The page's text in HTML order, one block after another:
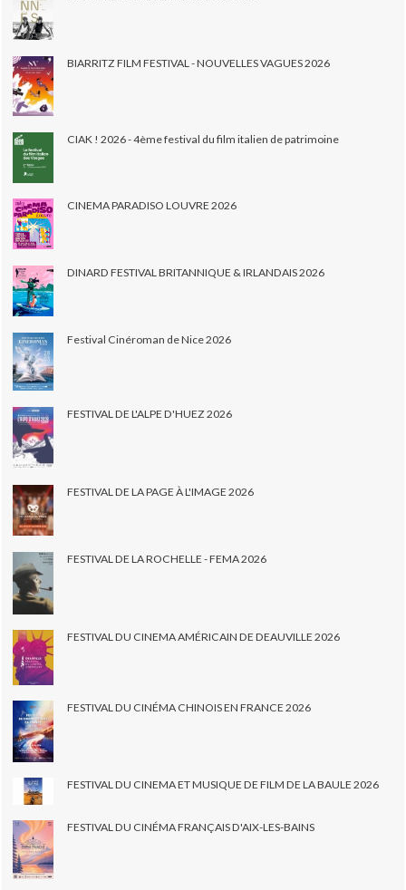
BIARRITZ FILM FESTIVAL - NOUVELLES VAGUES 2026
CIAK ! 2026 - 4ème festival du film italien de patrimoine
CINEMA PARADISO LOUVRE 2026
DINARD FESTIVAL BRITANNIQUE & IRLANDAIS 2026
Festival Cinéroman de Nice 2026
FESTIVAL DE L'ALPE D'HUEZ 2026
FESTIVAL DE LA PAGE À L'IMAGE 2026
FESTIVAL DE LA ROCHELLE - FEMA 2026
FESTIVAL DU CINEMA AMÉRICAIN DE DEAUVILLE 2026
FESTIVAL DU CINÉMA CHINOIS EN FRANCE 2026
FESTIVAL DU CINEMA ET MUSIQUE DE FILM DE LA BAULE 2026
FESTIVAL DU CINÉMA FRANÇAIS D'AIX-LES-BAINS